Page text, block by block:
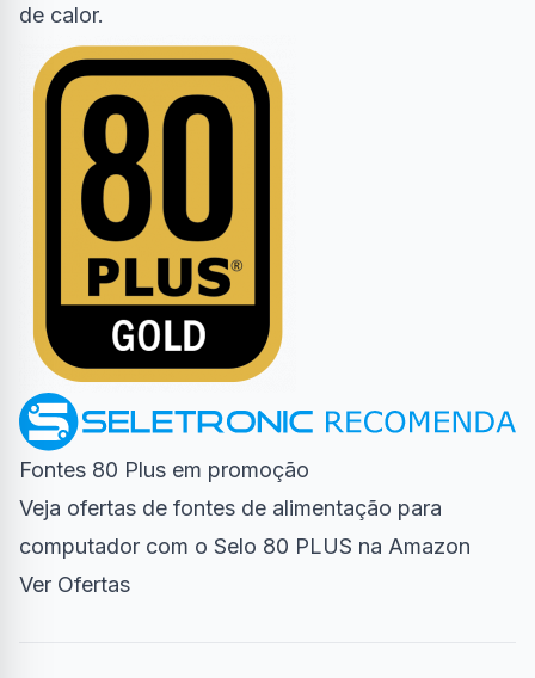
de calor.
Fontes 80 Plus em promoção
Veja ofertas de fontes de alimentação para
computador com o Selo 80 PLUS na Amazon
Ver Ofertas